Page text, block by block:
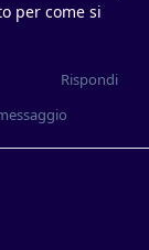
per come si
Rispondi